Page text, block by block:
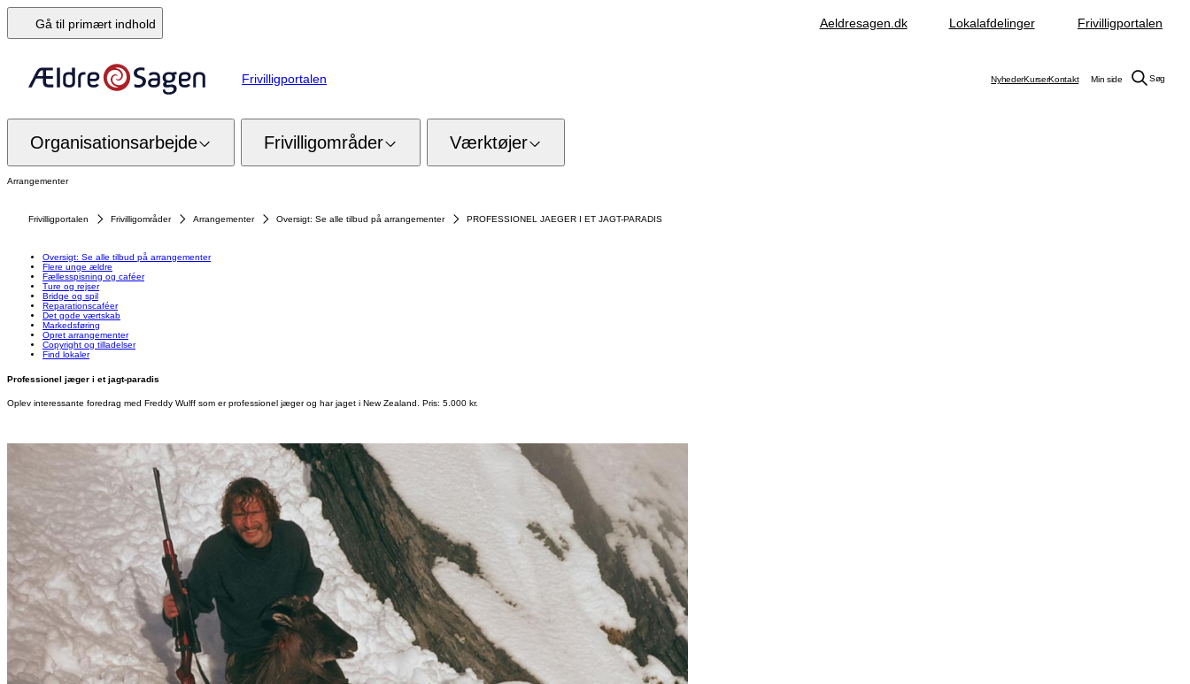
Gå til primært indhold Aeldresagen.dk Lokalafdelinger Frivilligportalen
Frivilligportalen NyhederKurserKontakt Min side Søg
Organisationsarbejde Frivilligområder Værktøjer
Arrangementer
Frivilligportalen Frivilligområder Arrangementer Oversigt: Se alle tilbud på arrangementer PROFESSIONEL JAEGER I ET JAGT-PARADIS
Oversigt: Se alle tilbud på arrangementer
Flere unge ældre
Fællesspisning og caféer
Ture og rejser
Bridge og spil
Reparationscaféer
Det gode værtskab
Markedsføring
Opret arrangementer
Copyright og tilladelser
Find lokaler
Professionel jæger i et jagt-paradis
Oplev interessante foredrag med Freddy Wulff som er professionel jæger og har jaget i New Zealand. Pris: 5.000 kr.